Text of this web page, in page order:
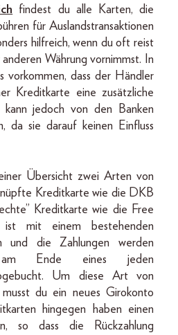
findest du alle Karten, die
für Auslandstransaktionen
hilfreich, wenn du oft reist
Währung vornimmst. In
vorkommen, dass der Händler
Kreditkarte eine zusätzliche
jedoch von den Banken
da sie darauf keinen Einfluss
Übersicht zwei Arten von
Kreditkarte wie die DKB
Kreditkarte wie die Free
ist mit einem bestehenden
und die Zahlungen werden
Ende eines jeden
Um diese Art von
du ein neues Girokonto
hingegen haben einen
so dass die Rückzahlung